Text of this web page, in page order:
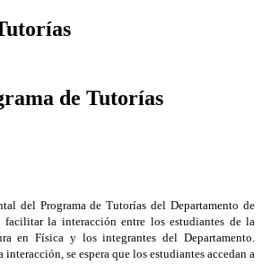
de Tutorías
del Programa de Tutorías del Departamento de
facilitar la interacción entre los estudiantes de la
en Física y los integrantes del Departamento.
interacción, se espera que los estudiantes accedan a